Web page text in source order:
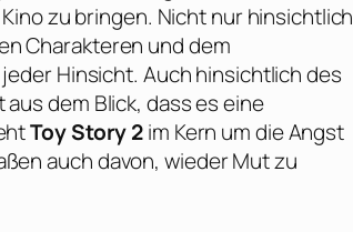
zu bringen. Nicht nur hinsichtlich
Charakteren und dem
Hinsicht. Auch hinsichtlich des
dem Blick, dass es eine
Toy Story 2im Kern um die Angst
auch davon, wieder Mut zu